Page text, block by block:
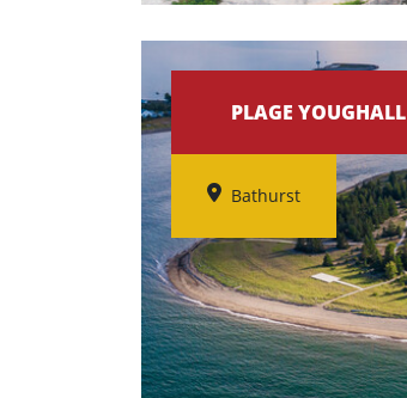
PLAGE YOUGHALL
Bathurst